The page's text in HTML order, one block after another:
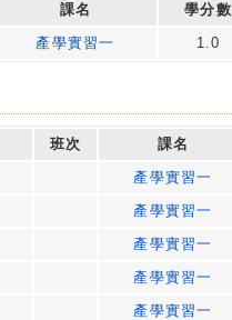
課名 學分數
產學實習一 1.0
班次 課名
產學實習一
產學實習一
產學實習一
產學實習一
產學實習一